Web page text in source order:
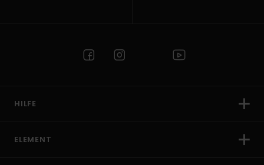
HILFE
ELEMENT